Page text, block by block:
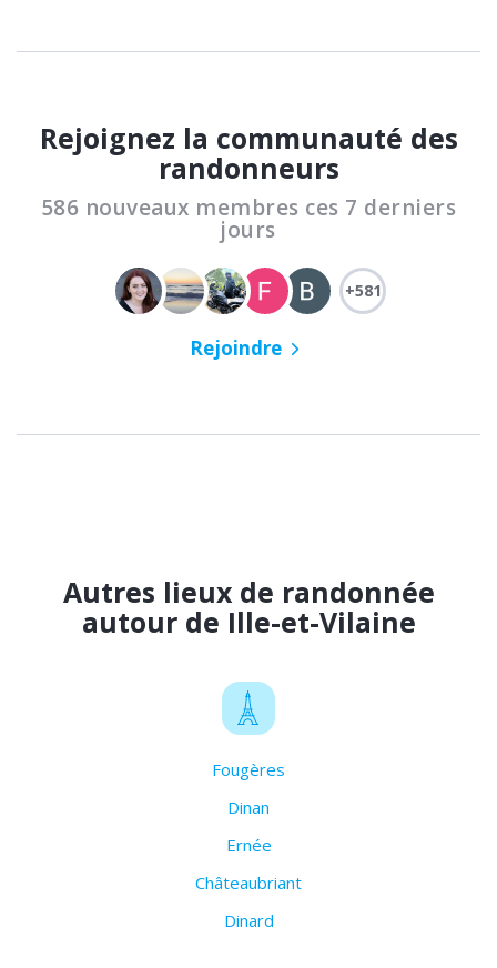
Rejoignez la communauté des
randonneurs
586 nouveaux membres ces 7 derniers
jours
+581
Rejoindre
Autres lieux de randonnée
autour de Ille-et-Vilaine
Fougères
Dinan
Ernée
Châteaubriant
Dinard